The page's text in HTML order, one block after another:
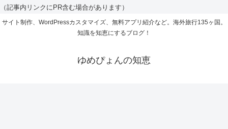
（記事内リンクにPR含む場合があります）
サイト制作、WordPressカスタマイズ、無料アプリ紹介など。海外旅行135ヶ国。
知識を知恵にするブログ！
ゆめぴょんの知恵